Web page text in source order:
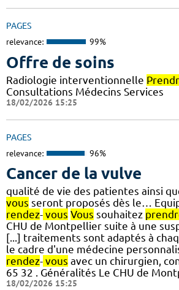
PAGES
relevance: 99%
Offre de soins
Radiologie interventionnelle
Consultations Médecins Services
18/02/2026 15:25
PAGES
relevance: 96%
Cancer de la vulve
qualité de vie des patientes ainsi
vous seront proposés dès le…
rendez- vous Vous souhaitez
CHU de Montpellier suite à une
[...] traitements sont adaptés à
le cadre d'une médecine
rendez- vous avec un chirurgien,
65 32 . Généralités Le CHU de
18/02/2026 15:25